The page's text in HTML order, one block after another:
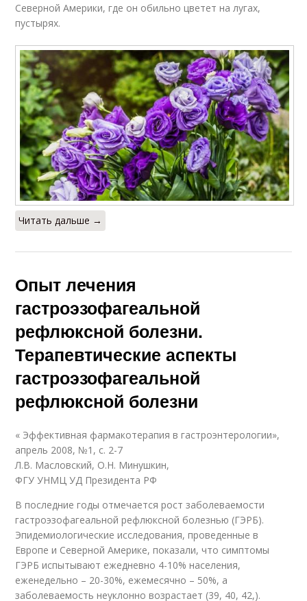
Северной Америки, где он обильно цветет на лугах,
пустырях.
Читать дальше →
Опыт лечения
гастроэзофагеальной
рефлюксной болезни.
Терапевтические аспекты
гастроэзофагеальной
рефлюксной болезни
« Эффективная фармакотерапия в гастроэнтерологии»,
апрель 2008, №1, с. 2-7
Л.В. Масловский, О.Н. Минушкин,
ФГУ УНМЦ УД Президента РФ
В последние годы отмечается рост заболеваемости
гастроэзофагеальной рефлюксной болезнью (ГЭРБ).
Эпидемиологические исследования, проведенные в
Европе и Северной Америке, показали, что симптомы
ГЭРБ испытывают ежедневно 4-10% населения,
еженедельно – 20-30%, ежемесячно – 50%, а
заболеваемость неуклонно возрастает (39, 40, 42,).